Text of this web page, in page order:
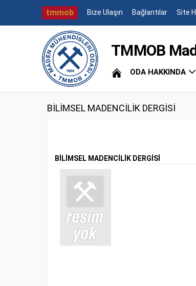
tmmob Bize Ulaşın Bağlantılar Site
TMMOB
ODA HAKKINDA
BİLİMSEL MADENCİLİK DERGİSİ
BİLİMSEL MADENCİLİK DERGİSİ